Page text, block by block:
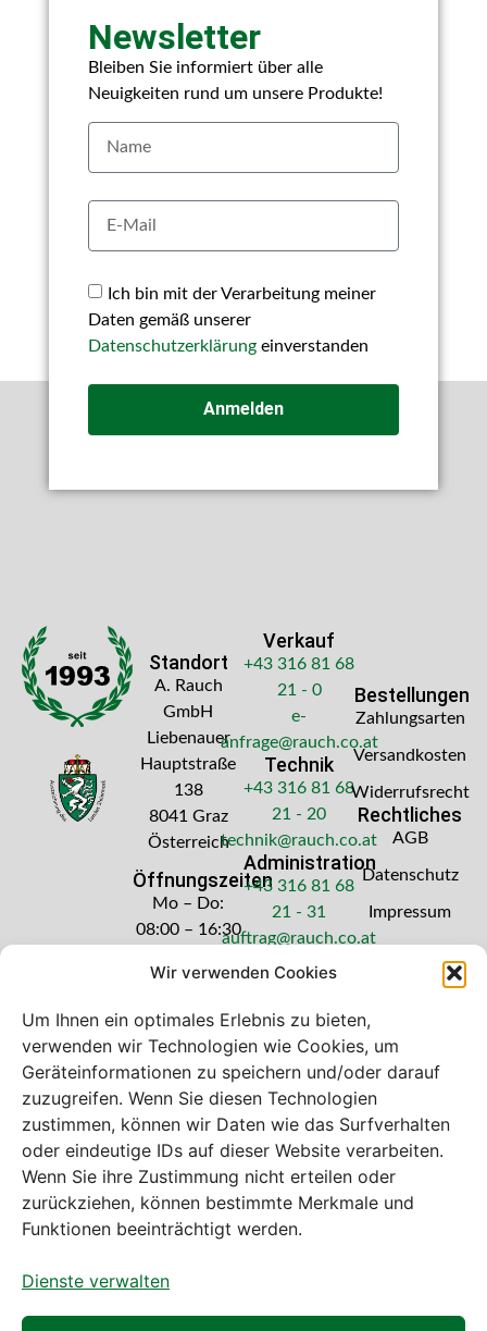
Wir verwenden Cookies
Um Ihnen ein optimales Erlebnis zu bieten,
verwenden wir Technologien wie Cookies, um
Geräteinformationen zu speichern und/oder darauf
zuzugreifen. Wenn Sie diesen Technologien
zustimmen, können wir Daten wie das Surfverhalten
oder eindeutige IDs auf dieser Website verarbeiten.
Wenn Sie ihre Zustimmung nicht erteilen oder
zurückziehen, können bestimmte Merkmale und
Funktionen beeinträchtigt werden.
Dienste verwalten
Newsletter
Bleiben Sie informiert über alle
Neuigkeiten rund um unsere Produkte!
Ich bin mit der Verarbeitung meiner
Daten gemäß unserer
Datenschutzerklärungeinverstanden
Anmelden
Standort
A. Rauch
GmbH
Liebenauer
Hauptstraße
138
8041 Graz
Österreich
Öffnungszeiten
Mo – Do:
08:00 – 16:30
Freitag: 08:00
Verkauf
+43 316 81 68
21 - 0
e-
anfrage@rauch.co.at
Technik
+43 316 81 68
21 - 20
technik@rauch.co.at
Administration
+43 316 81 68
21 - 31
auftrag@rauch.co.at
Bestellungen
Zahlungsarten
Versandkosten
Widerrufsrecht
Rechtliches
AGB
Datenschutz
Impressum
Bei diesem Webshop handelt es sich um
einen B2B-Webshop
A. Rauch GmbH – Ihr Experte aus Österreich für Waagen,
Eich- & Kalibrierservice, Sprühnebel-Zerstäubungstechnik
und Lebensmittelmaschinen.
Sämtliche Angebote der A. Rauch GmbH richten sich